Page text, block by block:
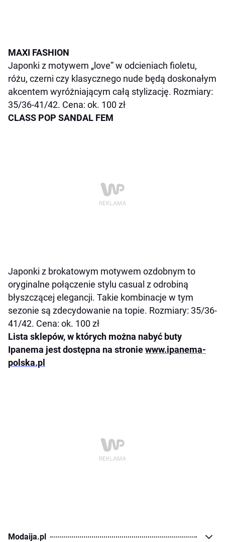
MAXI FASHION
Japonki z motywem „love” w odcieniach fioletu,
różu, czerni czy klasycznego nude będą doskonałym
akcentem wyróżniającym całą stylizację. Rozmiary:
35/36-41/42. Cena: ok. 100 zł
CLASS POP SANDAL FEM
Japonki z brokatowym motywem ozdobnym to
oryginalne połączenie stylu casual z odrobiną
błyszczącej elegancji. Takie kombinacje w tym
sezonie są zdecydowanie na topie. Rozmiary: 35/36-
41/42. Cena: ok. 100 zł
Lista sklepów, w których można nabyć buty
Ipanema jest dostępna na stroniewww.ipanema-
polska.pl
Modaija.pl